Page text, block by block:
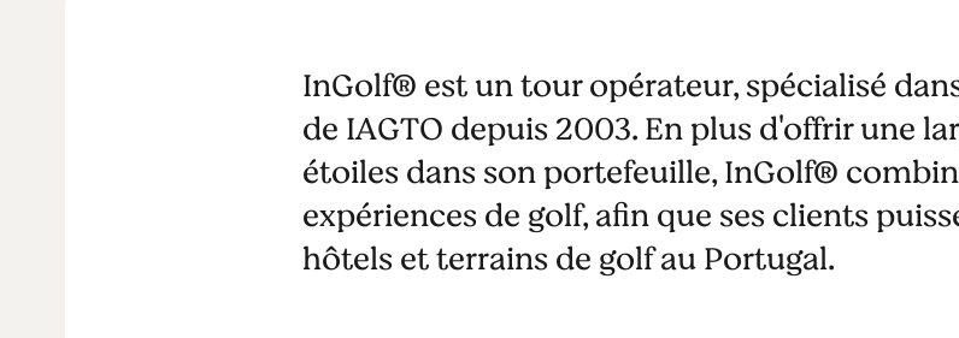
InGolf® est un tour opérateur, spécialisé
de IAGTO depuis 2003. En plus d'offrir une
étoiles dans son portefeuille, InGolf®
expériences de golf, afin que ses clients
hôtels et terrains de golf au Portugal.